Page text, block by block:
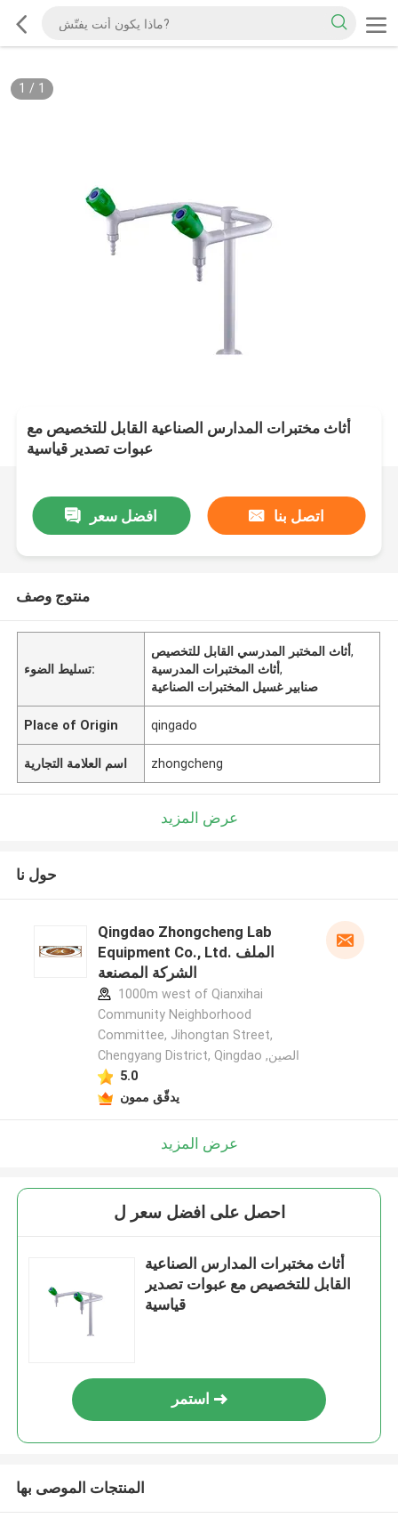
1 / 1
أثاث مختبرات المدارس الصناعية القابل للتخصيص مع
عبوات تصدير قياسية
افضل سعر اتصل بنا
منتوج وصف
تسليط الضوء:
أثاث المختبر المدرسي القابل للتخصيص,
أثاث المختبرات المدرسية,
صنابير غسيل المختبرات الصناعية
Place of Origin qingado
اسم العلامة التجارية zhongcheng
عرض المزيد
حول نا
Qingdao Zhongcheng Lab
Equipment Co., Ltd. الملف
الشركة المصنعة
1000m west of Qianxihai
Community Neighborhood
Committee, Jihongtan Street,
Chengyang District, Qingdao ,الصين
5.0
يدقّق ممون
عرض المزيد
احصل على افضل سعر ل
أثاث مختبرات المدارس الصناعية
القابل للتخصيص مع عبوات تصدير
قياسية
استمر
المنتجات الموصى بها